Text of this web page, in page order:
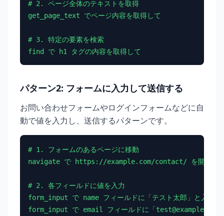
# 2. ページ全体のテキストを取得
get_page_text でページ内容を取得して
# 3. 特定の要素を検索
find で h1 タグの内容を取得して
パターン2: フォームに入力して送信する
お問い合わせフォームやログインフォームなどに自
動で値を入力し、送信するパターンです。
# 1. フォームのあるページに移動
navigate で https://example.com/contact/ を開いて
# 2. 各フィールドに値を入力
form_input で name フィールドに「テスト太郎」と入力し
form_input で email フィールドに「test@example.com